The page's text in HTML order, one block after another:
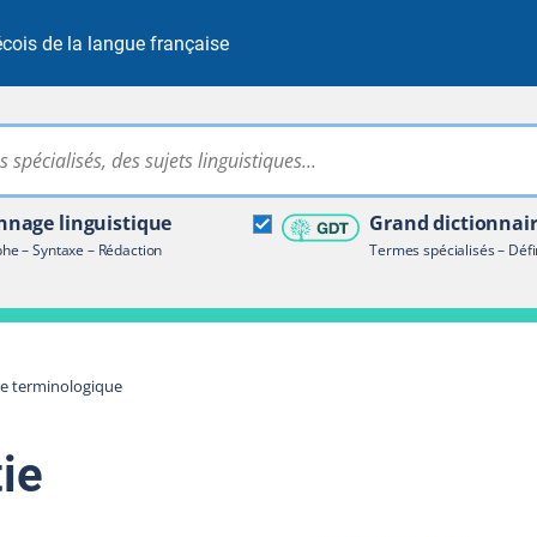
de la langue française
Rechercher dans tout le site
linguistique
– Syntaxe – Rédaction
Grand
Termes spécialisés –
terminologique
terminologique